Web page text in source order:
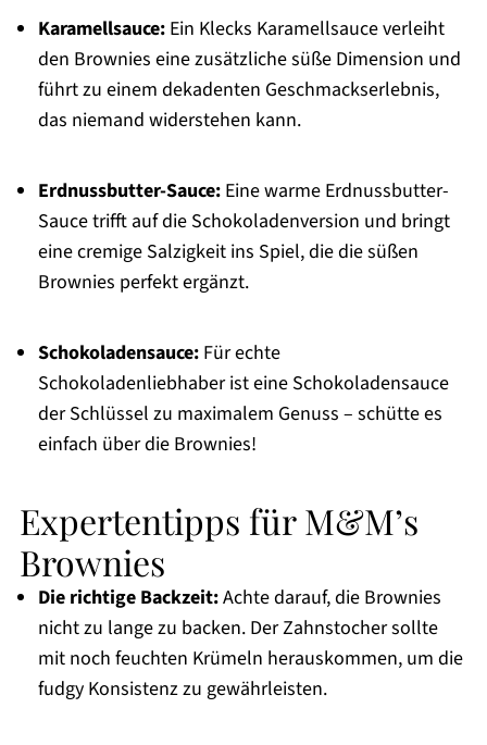
Karamellsauce:Ein Klecks Karamellsauce verleiht
den Brownies eine zusätzliche süße Dimension und
führt zu einem dekadenten Geschmackserlebnis,
das niemand widerstehen kann.
Erdnussbutter-Sauce:Eine warme Erdnussbutter-
Sauce trifft auf die Schokoladenversion und bringt
eine cremige Salzigkeit ins Spiel, die die süßen
Brownies perfekt ergänzt.
Schokoladensauce:Für echte
Schokoladenliebhaber ist eine Schokoladensauce
der Schlüssel zu maximalem Genuss – schütte es
einfach über die Brownies!
Expertentipps für M&M’s
Brownies
Die richtige Backzeit:Achte darauf, die Brownies
nicht zu lange zu backen. Der Zahnstocher sollte
mit noch feuchten Krümeln herauskommen, um die
fudgy Konsistenz zu gewährleisten.